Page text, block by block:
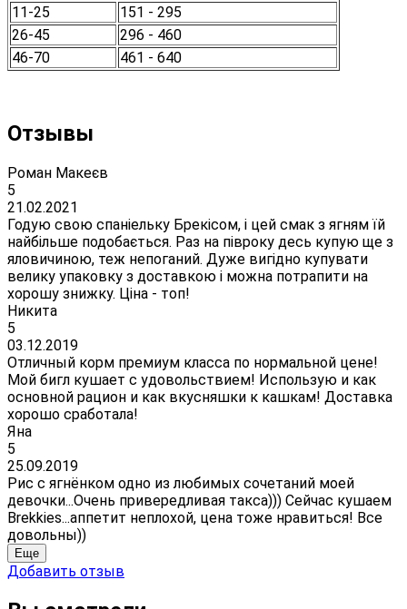
11-25
151 - 295
26-45
296 - 460
46-70
461 - 640
Отзывы
Роман Макеєв
5
21.02.2021
Годую свою спаніельку Брекісом, і цей смак з ягням їй
найбільше подобається. Раз на півроку десь купую ще з
яловичиною, теж непоганий. Дуже вигідно купувати
велику упаковку з доставкою і можна потрапити на
хорошу знижку. Ціна - топ!
Никита
5
03.12.2019
Отличный корм премиум класса по нормальной цене!
Мой бигл кушает с удовольствием! Использую и как
основной рацион и как вкусняшки к кашкам! Доставка
хорошо сработала!
Яна
5
25.09.2019
Рис с ягнёнком одно из любимых сочетаний моей
девочки...Очень привередливая такса))) Сейчас кушаем
Brekkies...аппетит неплохой, цена тоже нравиться! Все
довольны))
Еще
Добавить отзыв